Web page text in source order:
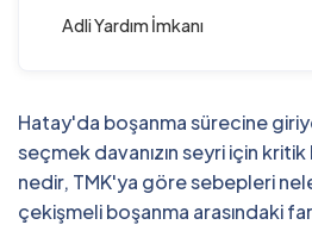
Adli Yardım İmkanı
Hatay'da boşanma sürecine
seçmek davanızın seyri için kritik
nedir, TMK'ya göre sebepleri
çekişmeli boşanma arasındaki